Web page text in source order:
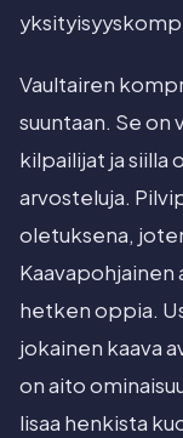
Vaultairen
suuntaan. Se on
kilpailijat ja siilla
arvosteluja.
oletuksena,
Kaavapohjainen
hetken oppia.
jokainen kaava
on aito
lisaa henkista